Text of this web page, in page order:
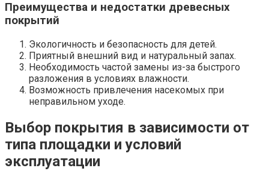
Преимущества и недостатки древесных
покрытий
Экологичность и безопасность для детей.
Приятный внешний вид и натуральный запах.
Необходимость частой замены из-за быстрого
разложения в условиях влажности.
Возможность привлечения насекомых при
неправильном уходе.
Выбор покрытия в зависимости от
типа площадки и условий
эксплуатации